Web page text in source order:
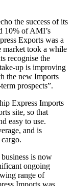
the success of its
10% of AMI’s
Exports was a
market took a while
recognise the
up is improving
the new Imports
prospects”.
Express Imports
site, so that
easy to use.
and is
is now
ongoing
range of
Imports was